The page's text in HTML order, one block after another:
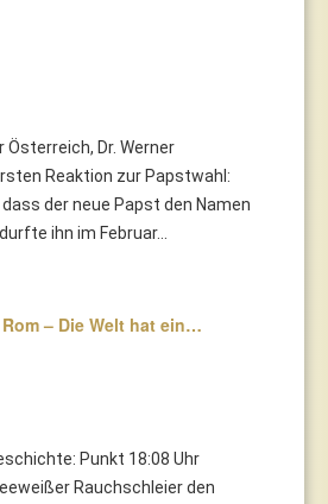
Dr. Werner
Reaktion zur Papstwahl:
der neue Papst den Namen
ihn im Februar...
– Die Welt hat ein…
Punkt 18:08 Uhr
Rauchschleier den